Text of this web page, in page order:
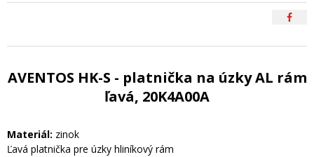
AVENTOS HK-S - platnička na úzky AL rám
ľavá, 20K4A00A
Materiál: zinok
Ľavá platnička pre úzky hliníkový rám